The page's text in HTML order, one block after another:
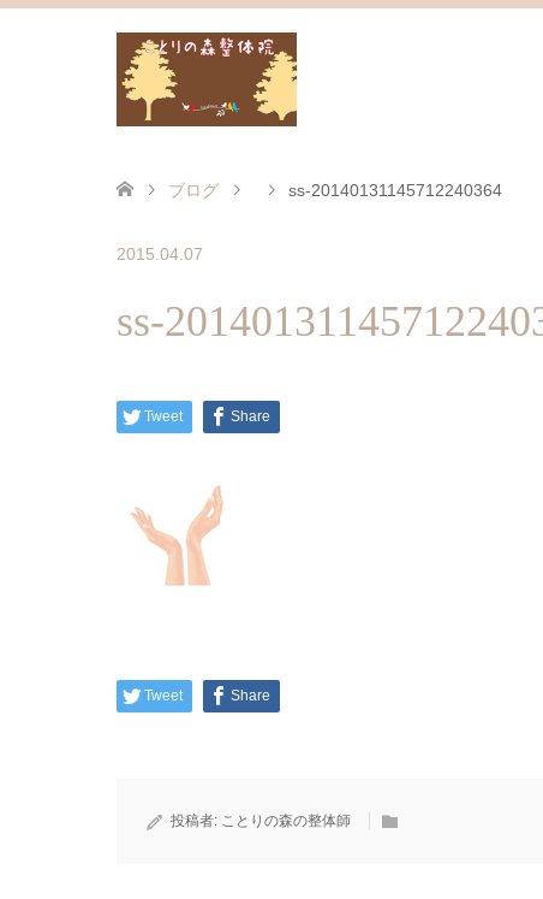
ブログ ss-20140131145712240364
2015.04.07
ss-
Tweet Share
Tweet Share
投稿者: ことりの森の整体師